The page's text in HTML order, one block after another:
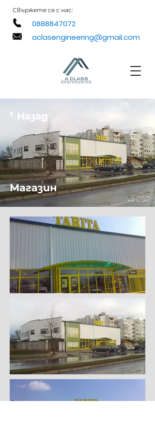
Свържете се с нас:
0888847072
aclasengineering@gmail.com
< Назад
Магазин